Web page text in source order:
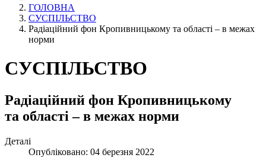
ГОЛОВНА
СУСПІЛЬСТВО
Радіаційний фон Кропивницькому та області – в межах
норми
СУСПІЛЬСТВО
Радіаційний фон Кропивницькому
та області – в межах норми
Деталі
Опубліковано: 04 березня 2022